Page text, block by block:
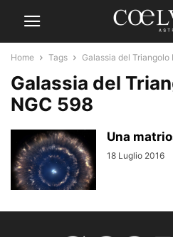
Home Tags Galassia del Triangolo
Galassia del
NGC 598
Una
18 Luglio 2016